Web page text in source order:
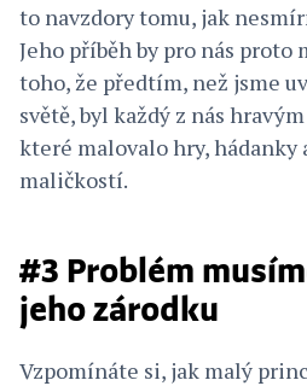
to navzdory tomu, jak
Jeho příběh by pro nás
toho, že předtím, než jsme
světě, byl každý z nás
které malovalo hry, hádanky
maličkostí.
#3 Problém
jeho zárodku
Vzpomínáte si, jak malý